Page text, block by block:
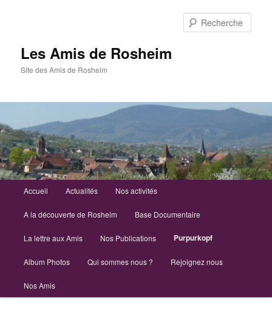
Les Amis de Rosheim
Site des Amis de Rosheim
Accueil Actualités Nos activités
A la découverte de Rosheim Base Documentaire
La lettre aux Amis Nos Publications Purpurkopf
Album Photos Qui sommes nous ? Rejoignez nous
Nos Amis